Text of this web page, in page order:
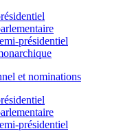
présidentiel
et nominations
présidentiel